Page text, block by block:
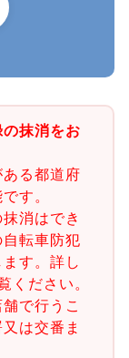
抹消をお
る都道府
す。
消はでき
転車防犯
す。詳し
ください。
で行うこ
は交番ま